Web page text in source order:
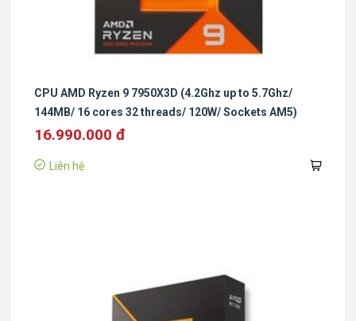
CPU AMD Ryzen 9 7950X3D (4.2Ghz up to 5.7Ghz/
144MB/ 16 cores 32 threads/ 120W/ Sockets AM5)
16.990.000 đ
Liên hệ